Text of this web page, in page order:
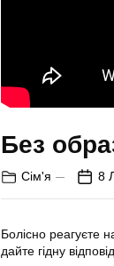
Без
Сім'я 8
Болісно реагуєте
дайте гідну